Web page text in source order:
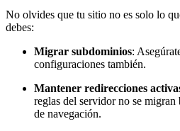
No olvides que tu sitio no es solo lo
debes:
Migrar subdominios:
configuraciones también.
Mantener redirecciones
reglas del servidor no se
de navegación.